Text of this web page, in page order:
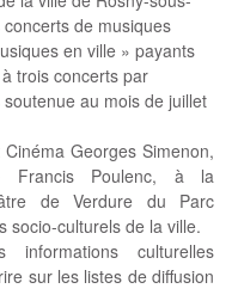
de musiques
en ville » payants
trois concerts par
au mois de juillet
Georges Simenon,
Francis Poulenc, à la
de Verdure du Parc
socio-culturels de la ville.
informations culturelles
sur les listes de diffusion